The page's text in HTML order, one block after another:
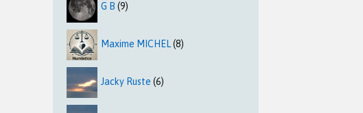
G B (9)
Maxime MICHEL(8)
Jacky Ruste (6)